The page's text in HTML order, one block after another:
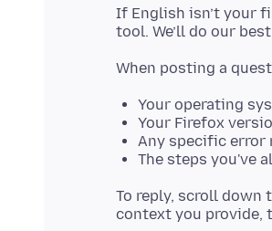
If English isn’t your
Your operating
Your Firefox
Any specific error
The steps you've
To reply, scroll down